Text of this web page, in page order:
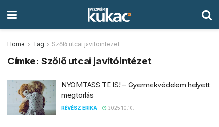
Home Tag Szőlő utcai javítóintézet
Címke:Szőlő utcai javítóintézet
NYOMTASS TE IS! – Gyermekvédelem helyett
megtorlás
RÉVÉSZ ERIKA 2025.10.10.